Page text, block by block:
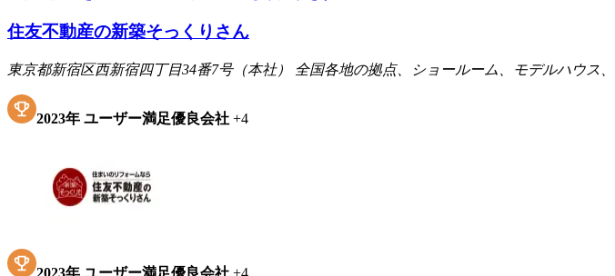
住友不動産の新築そっくりさん
東京都新宿区西新宿四丁目34番7号（本社） 全国各地の拠点、ショールーム、モデルハウス
2023年 ユーザー満足優良会社 +4
2023年 ユーザー満足優良会社 +4